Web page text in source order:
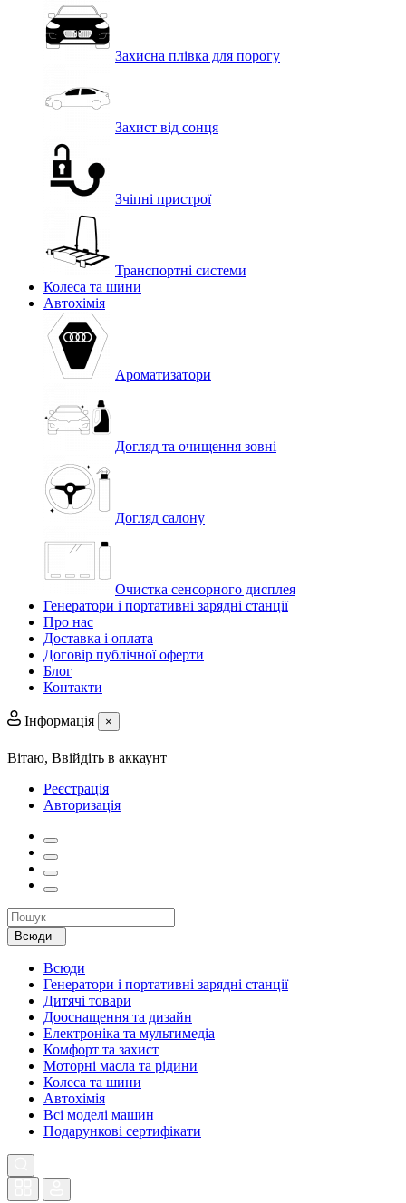
Захисна плівка для порогу
Захист від сонця
Зчіпні пристрої
Транспортні системи
Колеса та шини
Автохімія
Ароматизатори
Догляд та очищення зовні
Догляд салону
Очистка сенсорного дисплея
Генератори і портативні зарядні станції
Про нас
Доставка і оплата
Договір публічної оферти
Блог
Контакти
Інформація ×
Вітаю, Ввійдіть в аккаунт
Реєстрація
Авторизація
Всюди
Всюди
Генератори і портативні зарядні станції
Дитячі товари
Дооснащення та дизайн
Електроніка та мультимедіа
Комфорт та захист
Моторні масла та рідини
Колеса та шини
Автохімія
Всі моделі машин
Подарункові сертифікати